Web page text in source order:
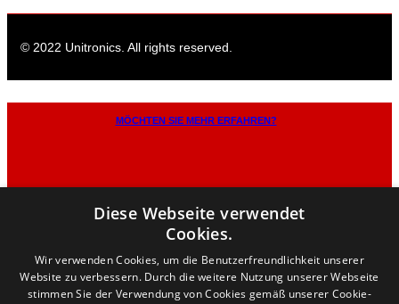
© 2022 Unitronics. All rights reserved.
MÖCHTEN SIE MEHR ERFAHREN?
KLICKEN SIE HIER
Ihr Formular wurde erfolgreich
Diese Webseite verwendet
Cookies.
Wir verwenden Cookies, um die Benutzerfreundlichkeit unserer
Website zu verbessern. Durch die weitere Nutzung unserer Webseite
stimmen Sie der Verwendung von Cookies gemäß unserer Cookie-